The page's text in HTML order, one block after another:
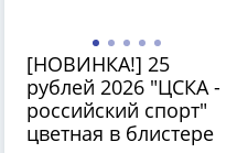
[НОВИНКА!] 25
рублей 2026 "ЦСКА -
российский спорт"
цветная в блистере